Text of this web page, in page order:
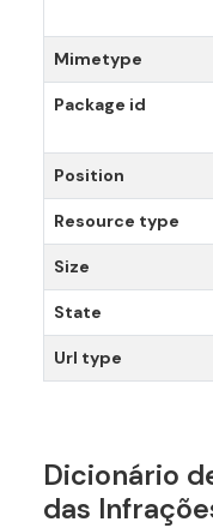
Dicionário
das
Mimetype
Package id
Position
Resource type
Size
State
Url type